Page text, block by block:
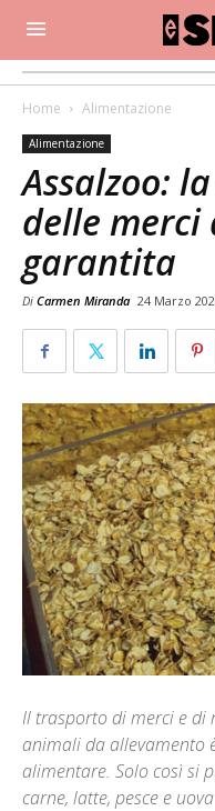
Home Alimentazione
Alimentazione
Assalzoo:
delle merci
garantita
Di Carmen Miranda 24 Marzo
Il trasporto di merci e di
animali da allevamento
alimentare. Solo così si
carne, latte, pesce e uova